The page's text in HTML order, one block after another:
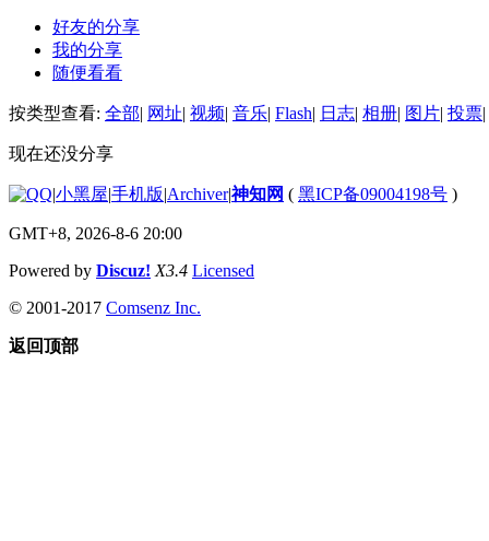
好友的分享
我的分享
随便看看
按类型查看: 全部| 网址| 视频| 音乐| Flash| 日志| 相册| 图片| 投票|
现在还没分享
|小黑屋|手机版|Archiver|神知网 ( 黑ICP备09004198号 )
GMT+8, 2026-8-6 20:00
Powered by Discuz! X3.4 Licensed
© 2001-2017 Comsenz Inc.
返回顶部